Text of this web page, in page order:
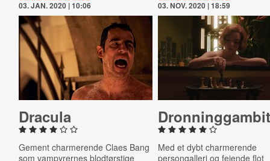
03. JAN. 2020 | 10:06
Dracula
Gement charmerende Claes Bang
som vampyrernes blodtørstige
03. NOV. 2020 | 18:59
Med et dybt charmerende
persongalleri og fejende flot